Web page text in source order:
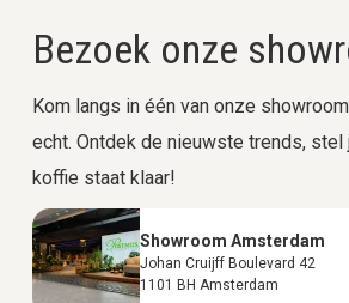
Bezoek onze
Kom langs in één van onze
echt. Ontdek de nieuwste trends,
koffie staat klaar!
Showroom Amsterdam
Johan Cruijff Boulevard 42
1101 BH Amsterdam